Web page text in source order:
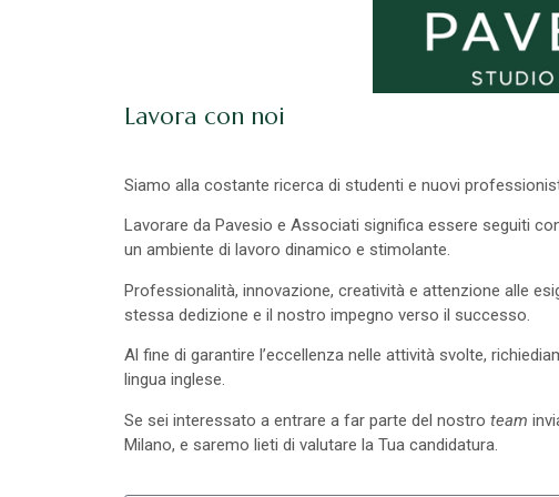
Lavora con noi
Siamo alla costante ricerca di studenti e nuovi
Lavorare da Pavesio e Associati significa essere seguiti
un ambiente di lavoro dinamico e stimolante.
Professionalità, innovazione, creatività e attenzione alle
stessa dedizione e il nostro impegno verso il successo.
Al fine di garantire l’eccellenza nelle attività svolte,
lingua inglese.
Se sei interessato a entrare a far parte del nostro team
Milano, e saremo lieti di valutare la Tua candidatura.